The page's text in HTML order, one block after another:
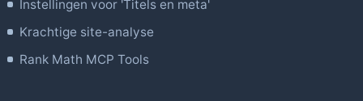
Instellingen voor 'Titels en meta'
Krachtige site-analyse
Rank Math MCP Tools